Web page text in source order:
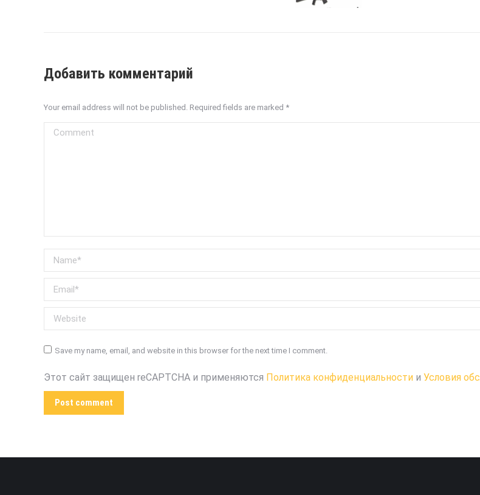
Добавить комментарий
Your email address will not be published. Required fields are marked *
Comment
Name *
Email *
Website
Save my name, email, and website in this browser for the next time I comment.
Этот сайт защищен reCAPTCHA и применяются Политика конфиденциальности и Условия
Post comment